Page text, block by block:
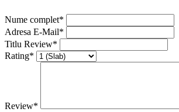
Nume complet*
Adresa E-Mail*
Titlu Review*
Rating*
Review*